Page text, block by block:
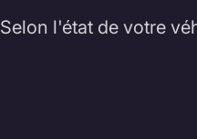
Selon l'état de votre